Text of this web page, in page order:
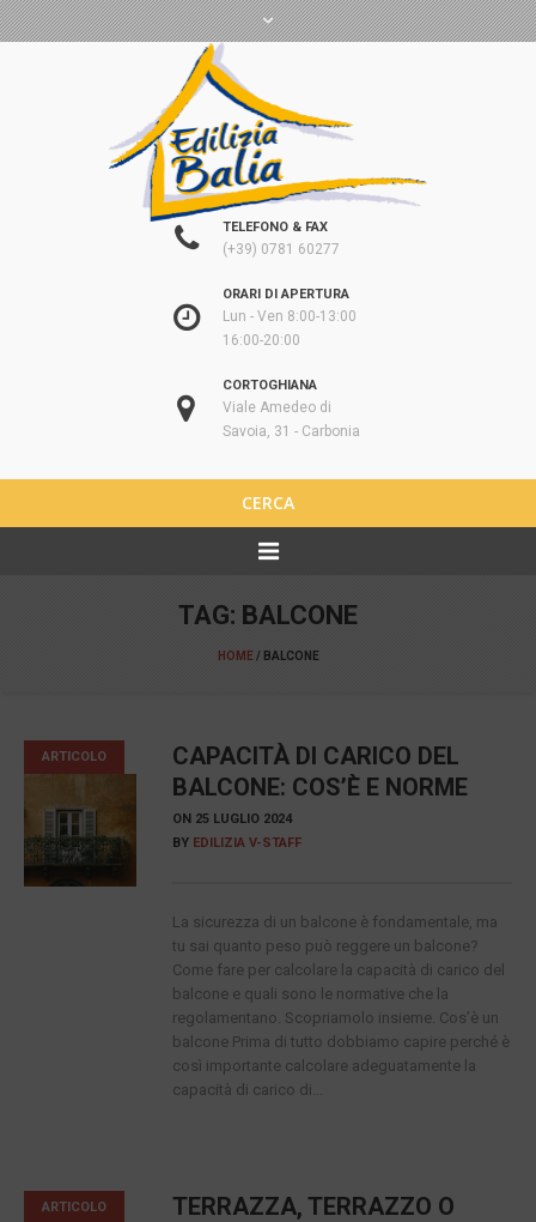
TELEFONO & FAX
(+39) 0781 60277
ORARI DI APERTURA
Lun - Ven 8:00-13:00
16:00-20:00
CORTOGHIANA
Viale Amedeo di
Savoia, 31 - Carbonia
CERCA
TAG: BALCONE
HOME / BALCONE
ARTICOLO
CAPACITÀ DI CARICO DEL
BALCONE: COS’È E NORME
ON 25 LUGLIO 2024
BY EDILIZIA V-STAFF
La sicurezza di un balcone è fondamentale, ma
tu sai quanto peso può reggere un balcone?
Come fare per calcolare la capacità di carico del
balcone e quali sono le normative che la
regolamentano. Scopriamolo insieme. Cos’è un
balcone Prima di tutto dobbiamo capire perché è
così importante calcolare adeguatamente la
capacità di carico di...
ARTICOLO
TERRAZZA, TERRAZZO O